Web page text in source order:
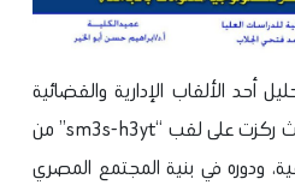
أحد الألقاب الإدارية والقضائية
المهمة في مصر القديمة، حيث ركزت على لقب “sm3s-h3yt” من
ودوره في بنية المجتمع المصري